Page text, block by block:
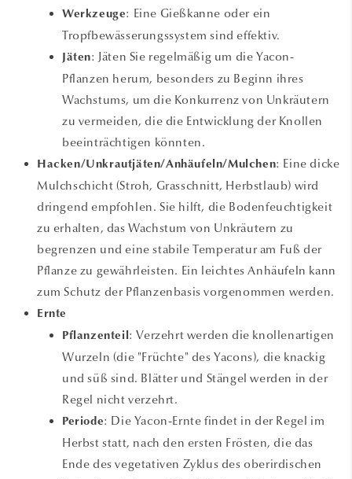
Werkzeuge: Eine Gießkanne oder ein
Tropfbewässerungssystem sind effektiv.
Jäten: Jäten Sie regelmäßig um die Yacon-
Pflanzen herum, besonders zu Beginn ihres
Wachstums, um die Konkurrenz von Unkräutern
zu vermeiden, die die Entwicklung der Knollen
beeinträchtigen könnten.
Hacken/Unkrautjäten/Anhäufeln/Mulchen: Eine dicke
Mulchschicht (Stroh, Grasschnitt, Herbstlaub) wird
dringend empfohlen. Sie hilft, die Bodenfeuchtigkeit
zu erhalten, das Wachstum von Unkräutern zu
begrenzen und eine stabile Temperatur am Fuß der
Pflanze zu gewährleisten. Ein leichtes Anhäufeln kann
zum Schutz der Pflanzenbasis vorgenommen werden.
Ernte
Pflanzenteil : Verzehrt werden die knollenartigen
Wurzeln (die "Früchte" des Yacons), die knackig
und süß sind. Blätter und Stängel werden in der
Regel nicht verzehrt.
Periode: Die Yacon-Ernte findet in der Regel im
Herbst statt, nach den ersten Frösten, die das
Ende des vegetativen Zyklus des oberirdischen